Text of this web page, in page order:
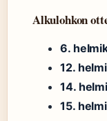
Alkulohkon
6.
12.
14.
15.